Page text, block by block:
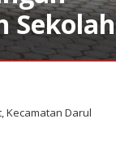
Sekolah
Kecamatan Darul